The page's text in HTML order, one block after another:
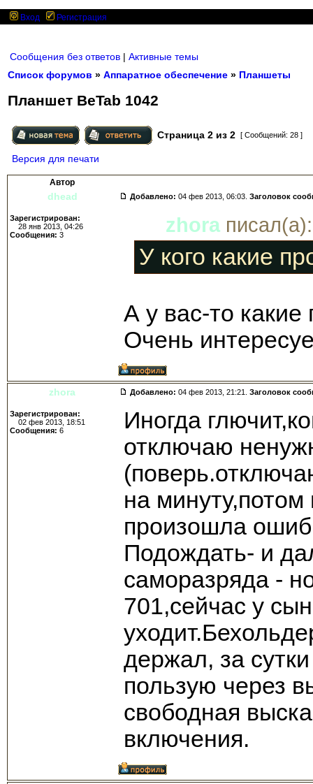
Вход Регистрация
Сообщения без ответов | Активные темы
Список форумов » Аппаратное обеспечение » Планшеты
Планшет BeTab 1042
Страница 2 из 2 [ Сообщений: 28 ]
Версия для печати
Автор
dhead Добавлено: 04 фев 2013, 06:03. Заголовок
Зарегистрирован:
28 янв 2013, 04:26
Сообщения: 3 zhora писал(а):
У кого какие
А у вас-то
Очень
zhora Добавлено: 04 фев 2013, 21:21. Заголовок
Зарегистрирован:
02 фев 2013, 18:51
Сообщения: 6
Иногда
отключаю
на
произошла
Подождать- и
саморазряда -
701,сейчас у
держал, за
пользую через
свободная
включения.